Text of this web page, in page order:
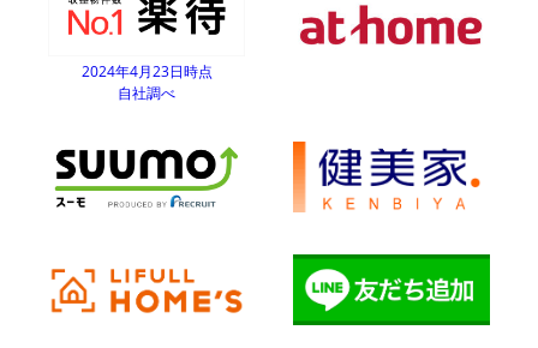
2024年4月23日時点
自社調べ